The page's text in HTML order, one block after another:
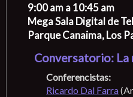
9:00 am a 10:45 am
Mega Sala Digital de
Parque Canaima, Los
Conversatorio: La
Conferencistas:
Ricardo Dal Farra